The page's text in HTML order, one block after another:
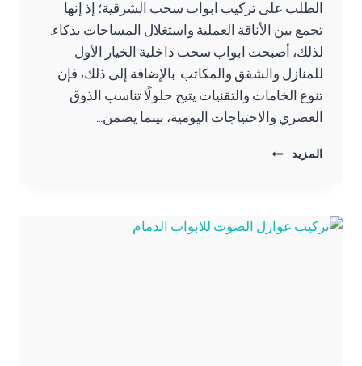
الطلب على تركيب ابواب سحب الشرقية؛ إذ إنها
تجمع بين الأناقة العملية واستغلال المساحات بذكاء.
لذلك، أصبحت ابواب سحب داخلية الخيار الأول
للمنازل والشقق والمكاتب. بالإضافة إلى ذلك، فإن
تنوع الخامات والتقنيات يتيح حلولًا تناسب الذوق
العصري والاحتياجات اليومية، بينما يضمن…
المزيد
تركيب
ت:
0557276732